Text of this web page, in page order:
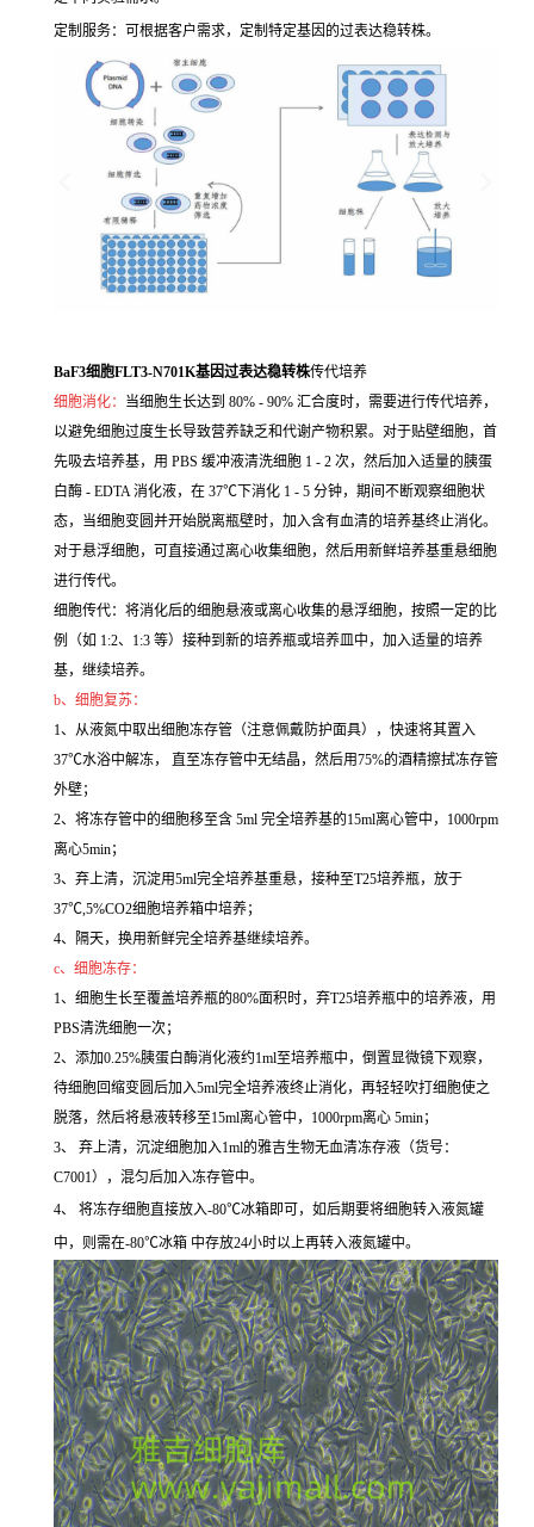
定制服务：可根据客户需求，定制特定基因的过表达稳转株。
BaF3细胞FLT3-N701K基因过表达稳转株传代培养
细胞消化： 当细胞生长达到 80% - 90% 汇合度时，需要进行传代培养，
以避免细胞过度生长导致营养缺乏和代谢产物积累。对于贴壁细胞，首
先吸去培养基，用 PBS 缓冲液清洗细胞 1 - 2 次，然后加入适量的胰蛋
白酶 - EDTA 消化液，在 37℃下消化 1 - 5 分钟，期间不断观察细胞状
态，当细胞变圆并开始脱离瓶壁时，加入含有血清的培养基终止消化。
对于悬浮细胞，可直接通过离心收集细胞，然后用新鲜培养基重悬细胞
进行传代。
细胞传代：将消化后的细胞悬液或离心收集的悬浮细胞，按照一定的比
例（如 1:2、1:3 等）接种到新的培养瓶或培养皿中，加入适量的培养
基，继续培养。
b、细胞复苏：
1、从液氮中取出细胞冻存管（注意佩戴防护面具），快速将其置入
37℃水浴中解冻， 直至冻存管中无结晶，然后用75%的酒精擦拭冻存管
外壁；
2、将冻存管中的细胞移至含 5ml 完全培养基的15ml离心管中，1000rpm
离心5min；
3、弃上清，沉淀用5ml完全培养基重悬，接种至T25培养瓶，放于
37℃,5%CO2细胞培养箱中培养；
4、隔天，换用新鲜完全培养基继续培养。
c、细胞冻存：
1、细胞生长至覆盖培养瓶的80%面积时，弃T25培养瓶中的培养液，用
PBS清洗细胞一次；
2、添加0.25%胰蛋白酶消化液约1ml至培养瓶中，倒置显微镜下观察，
待细胞回缩变圆后加入5ml完全培养液终止消化，再轻轻吹打细胞使之
脱落，然后将悬液转移至15ml离心管中，1000rpm离心 5min；
3、 弃上清，沉淀细胞加入1ml的雅吉生物无血清冻存液（货号：
C7001），混匀后加入冻存管中。
4、 将冻存细胞直接放入-80℃冰箱即可，如后期要将细胞转入液氮罐
中，则需在-80℃冰箱 中存放24小时以上再转入液氮罐中。